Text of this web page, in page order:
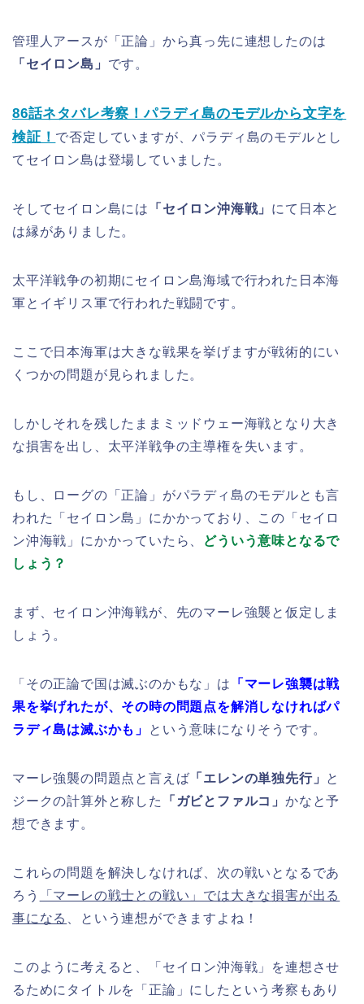
管理人アースが「正論」から真っ先に連想したのは
「セイロン島」 です。
86話ネタバレ考察！パラディ島のモデルから文字を
検証！ で否定していますが、パラディ島のモデルとし
てセイロン島は登場していました。
そしてセイロン島には 「セイロン沖海戦」 にて日本と
は縁がありました。
太平洋戦争の初期にセイロン島海域で行われた日本海
軍とイギリス軍で行われた戦闘です。
ここで日本海軍は大きな戦果を挙げますが戦術的にい
くつかの問題が見られました。
しかしそれを残したままミッドウェー海戦となり大き
な損害を出し、太平洋戦争の主導権を失います。
もし、ローグの「正論」がパラディ島のモデルとも言
われた「セイロン島」にかかっており、この「セイロ
ン沖海戦」にかかっていたら、
どういう意味となるで
しょう？
まず、セイロン沖海戦が、先のマーレ強襲と仮定しま
しょう。
「その正論で国は滅ぶのかもな」は
「マーレ強襲は戦
果を挙げれたが、その時の問題点を解消しなければパ
ラディ島は滅ぶかも」
という意味になりそうです。
マーレ強襲の問題点と言えば 「エレンの単独先行」 と
ジークの計算外と称した
「ガビとファルコ」かなと予
想できます。
これらの問題を解決しなければ、次の戦いとなるであ
ろう
「マーレの戦士との戦い」では大きな損害が出る
事になる
、という連想ができますよね！
このように考えると、「セイロン沖海戦」を連想させ
るためにタイトルを「正論」にしたという考察もあり